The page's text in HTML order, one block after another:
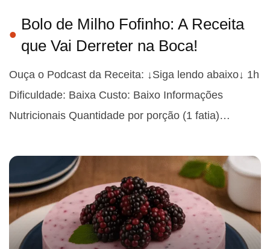
Bolo de Milho Fofinho: A Receita
que Vai Derreter na Boca!
Ouça o Podcast da Receita: ↓Siga lendo abaixo↓ 1h
Dificuldade: Baixa Custo: Baixo Informações
Nutricionais Quantidade por porção (1 fatia)…